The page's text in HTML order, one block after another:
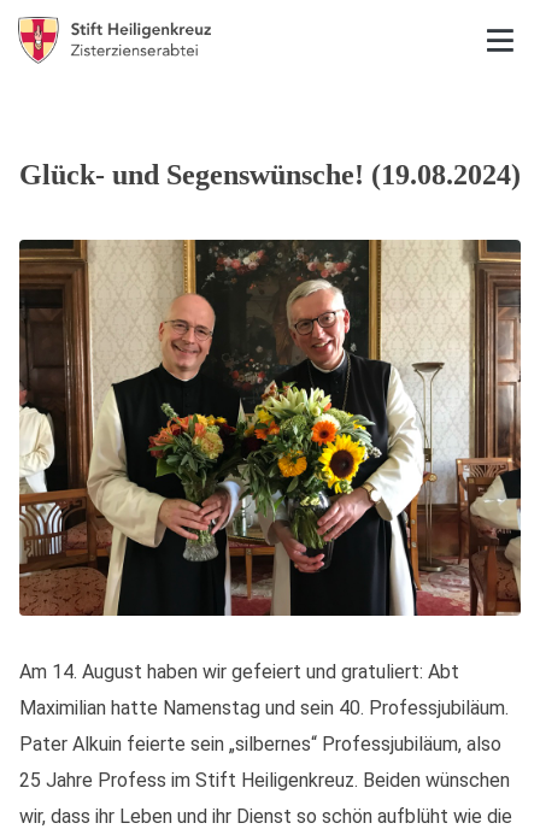
Glück- und Segenswünsche! (19.08.2024)
Am 14. August haben wir gefeiert und gratuliert: Abt
Maximilian hatte Namenstag und sein 40. Professjubiläum.
Pater Alkuin feierte sein „silbernes“ Professjubiläum, also
25 Jahre Profess im Stift Heiligenkreuz. Beiden wünschen
wir, dass ihr Leben und ihr Dienst so schön aufblüht wie die